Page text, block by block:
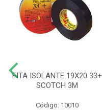
FITA ISOLANTE 19X20 33+
SCOTCH 3M
Código: 10010